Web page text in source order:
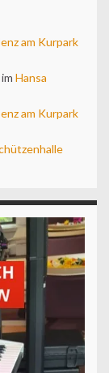
am Kurpark
Hansa
am Kurpark